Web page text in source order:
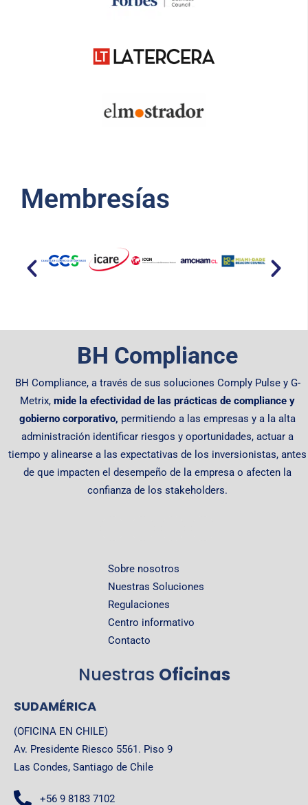
Membresías​
BH Compliance
BH Compliance, a través de sus soluciones Comply Pulse y G-
Metrix, mide la efectividad de las prácticas de compliance y
gobierno corporativo, permitiendo a las empresas y a la alta
administración identificar riesgos y oportunidades, actuar a
tiempo y alinearse a las expectativas de los inversionistas, antes
de que impacten el desempeño de la empresa o afecten la
confianza de los stakeholders.
Sobre nosotros
Nuestras Soluciones
Regulaciones
Centro informativo
Contacto
Nuestras Oficinas
SUDAMÉRICA
(OFICINA EN CHILE)
Av. Presidente Riesco 5561. Piso 9
Las Condes, Santiago de Chile
+56 9 8183 7102